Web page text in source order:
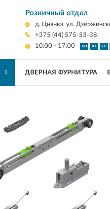
Розничный отдел
д. Цнянка, ул.
+375 (44) 575-53-38
10:00 - 17:00
ПН ВТ СР
ДВЕРНАЯ ФУРНИТУРА